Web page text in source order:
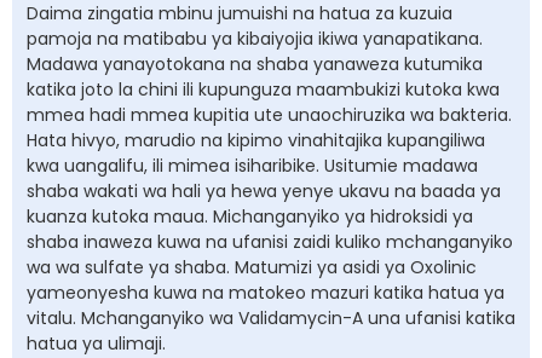
Daima zingatia mbinu jumuishi na hatua za kuzuia
pamoja na matibabu ya kibaiyojia ikiwa yanapatikana.
Madawa yanayotokana na shaba yanaweza kutumika
katika joto la chini ili kupunguza maambukizi kutoka kwa
mmea hadi mmea kupitia ute unaochiruzika wa bakteria.
Hata hivyo, marudio na kipimo vinahitajika kupangiliwa
kwa uangalifu, ili mimea isiharibike. Usitumie madawa
shaba wakati wa hali ya hewa yenye ukavu na baada ya
kuanza kutoka maua. Michanganyiko ya hidroksidi ya
shaba inaweza kuwa na ufanisi zaidi kuliko mchanganyiko
wa wa sulfate ya shaba. Matumizi ya asidi ya Oxolinic
yameonyesha kuwa na matokeo mazuri katika hatua ya
vitalu. Mchanganyiko wa Validamycin-A una ufanisi katika
hatua ya ulimaji.